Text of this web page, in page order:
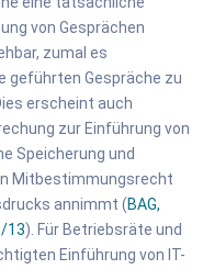
von Gesprächen
zumal es
geführten Gespräche zu
erscheint auch
zur Einführung von
Speicherung und
Mitbestimmungsrecht
annimmt (BAG,
13). Für Betriebsräte und
Einführung von IT-